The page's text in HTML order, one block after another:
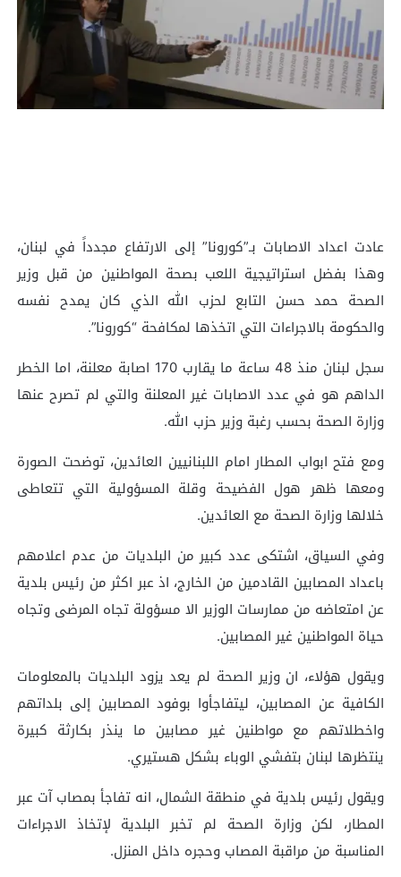
عادت اعداد الاصابات بـ”كورونا” إلى الارتفاع مجدداً في لبنان،
وهذا بفضل استراتيجية اللعب بصحة المواطنين من قبل وزير
الصحة حمد حسن التابع لحزب الله الذي كان يمدح نفسه
والحكومة بالاجراءات التي اتخذها لمكافحة “كورونا”.
سجل لبنان منذ 48 ساعة ما يقارب 170 اصابة معلنة، اما الخطر
الداهم هو في عدد الاصابات غير المعلنة والتي لم تصرح عنها
وزارة الصحة بحسب رغبة وزير حزب الله.
ومع فتح ابواب المطار امام اللبنانيين العائدين، توضحت الصورة
ومعها ظهر هول الفضيحة وقلة المسؤولية التي تتعاطى
خلالها وزارة الصحة مع العائدين.
وفي السياق، اشتكى عدد كبير من البلديات من عدم اعلامهم
باعداد المصابين القادمين من الخارج، اذ عبر اكثر من رئيس بلدية
عن امتعاضه من ممارسات الوزير الا مسؤولة تجاه المرضى وتجاه
حياة المواطنين غير المصابين.
ويقول هؤلاء، ان وزير الصحة لم يعد يزود البلديات بالمعلومات
الكافية عن المصابين، ليتفاجأوا بوفود المصابين إلى بلداتهم
واخطلاتهم مع مواطنين غير مصابين ما ينذر بكارثة كبيرة
ينتظرها لبنان بتفشي الوباء بشكل هستيري.
ويقول رئيس بلدية في منطقة الشمال، انه تفاجأ بمصاب آت عبر
المطار، لكن وزارة الصحة لم تخبر البلدية لإتخاذ الاجراءات
المناسبة من مراقبة المصاب وحجره داخل المنزل.